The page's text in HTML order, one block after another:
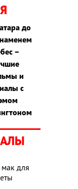
до
–
и
с
для